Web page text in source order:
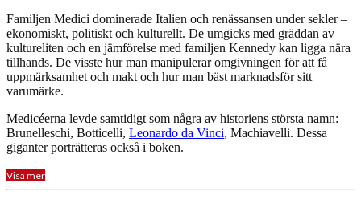
Familjen Medici dominerade Italien och renässansen under sekler –
ekonomiskt, politiskt och kulturellt. De umgicks med gräddan av
kultureliten och en jämförelse med familjen Kennedy kan ligga nära
tillhands. De visste hur man manipulerar omgivningen för att få
uppmärksamhet och makt och hur man bäst marknadsför sitt
varumärke.
Medicéerna levde samtidigt som några av historiens största namn:
Brunelleschi, Botticelli, Leonardo da Vinci, Machiavelli. Dessa
giganter porträtteras också i boken.
Visa mer